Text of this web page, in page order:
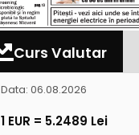
Curs Valutar
Data: 06.08.2026
1 EUR = 5.2489 Lei